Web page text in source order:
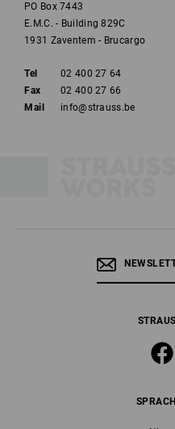
PO Box 7443
E.M.C. - Building 829C
1931 Zaventem - Brucargo
Tel
02 400 27 64
Fax
02 400 27 66
Mail
info@strauss.be